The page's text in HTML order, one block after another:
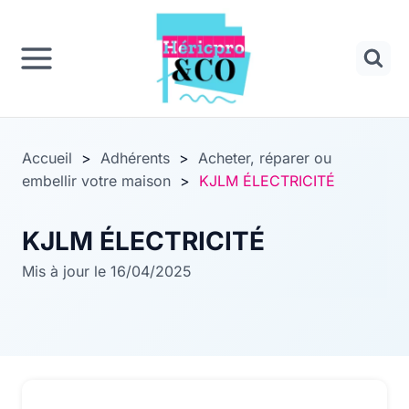
Panneau de gestion des cookies
contenu
Accueil > Adhérents > Acheter, réparer ou
embellir votre maison > KJLM ÉLECTRICITÉ
KJLM ÉLECTRICITÉ
Mis à jour le 16/04/2025